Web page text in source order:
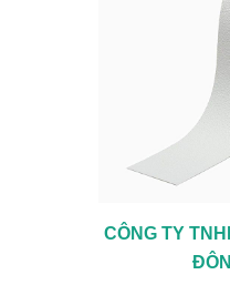
CÔNG TY